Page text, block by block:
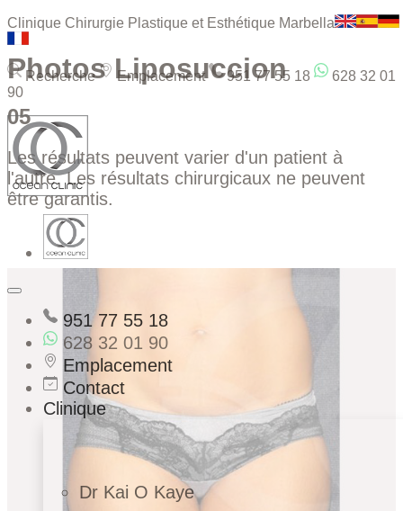
Clinique Chirurgie Plastique et Esthétique Marbella
Recherche Emplacement 951 77 55 18
628 32 01
90
951 77 55 18
628 32 01 90
Emplacement
Contact
Clinique
Dr Kai O Kaye
Photos Liposuccion
05
Les résultats peuvent varier d'un patient à
l'autre. Les résultats chirurgicaux ne peuvent
être garantis.